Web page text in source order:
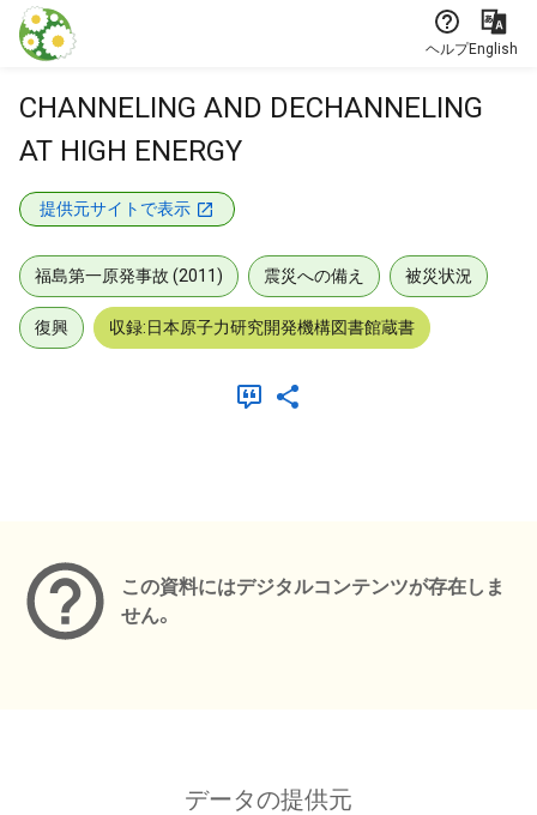
本文に飛ぶ
ヘルプEnglish
CHANNELING AND DECHANNELING
AT HIGH ENERGY
提供元サイトで表示
福島第一原発事故 (2011) 震災への備え 被災状況
復興 収録:日本原子力研究開発機構図書館蔵書
この資料にはデジタルコンテンツが存在しま
せん。
データの提供元